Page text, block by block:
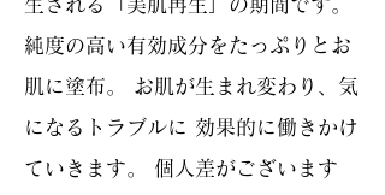
生される「美肌再生」の期間です。
純度の高い有効成分をたっぷりとお
肌に塗布。 お肌が生まれ変わり、気
になるトラブルに 効果的に働きかけ
ていきます。 個人差がございます